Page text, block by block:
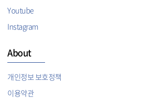
Youtube
Instagram
About
개인정보 보호정책
이용약관